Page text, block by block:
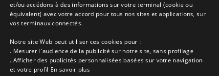
Les descriptions et photos contenues dans le site Armor-vacances sont sous
la responsabilité des propriétaires, ces informations sont indicatives et non
contractuelles. Les données sont protégées par copyright Armor-vacances.
Armor-vacances n'est pas un organisme et ne touche aucune commission
sur les locations, c'est simplement un annuaire d'hébergements de
vacances en Bretagne, un service de petites annonces de location DE
PARTICULIER A PARTICULIER.
et/ou accédons à des informations sur votre terminal (cookie ou
équivalent) avec votre accord pour tous nos sites et applications, sur
vos terminaux connectés.
Notre site Web peut utiliser ces cookies pour :
. Mesurer l'audience de la publicité sur notre site, sans profilage
. Afficher des publicités personnalisées basées sur votre navigation
et votre profil En savoir plus